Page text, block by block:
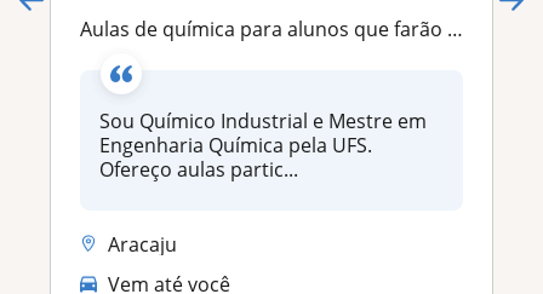
Aulas de química para alunos que farão Enem
Sou Químico Industrial e Mestre em
Engenharia Química pela UFS.
Ofereço aulas partic...
Aracaju
Vem até você